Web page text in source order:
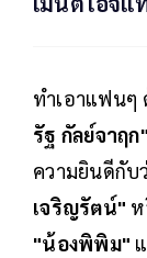
ทำเอาแฟนๆ
รัฐ กัลย์จาฤก"
ความยินดีกับ
เจริญรัตน์"
"น้องพิพิม"